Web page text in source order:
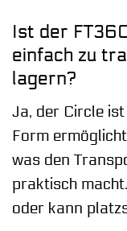
Ist der
einfach zu
lagern?
Ja, der Circle
Form
was den
praktisch
oder kann